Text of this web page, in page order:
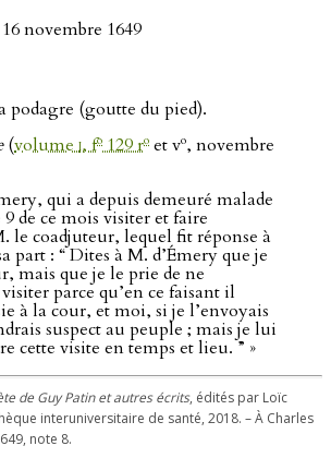
novembre 1649
podagre (goutte du pied).
(volumei, fo129 ro et vo, novembre
qui a depuis demeuré malade
de ce mois visiter et faire
le coadjuteur, lequel fit réponse à
part : “ Dites à M. d’Émery que je
mais que je le prie de ne
parce qu’en ce faisant il
à la cour, et moi, si je l’envoyais
suspect au peuple ; mais je lui
cette visite en temps et lieu. ” »
de Guy Patin et autres écrits, édités par Loïc
interuniversitaire de santé, 2018. – À Charles
note 8.